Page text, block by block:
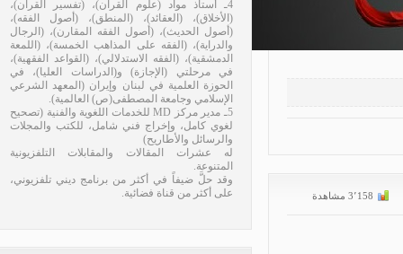
3٬158 مشاهدة
4ـ أستاذ مواد (علوم القرآن)، (تفسير القرآن)،
(الأخلاق)، (العقائد)، (المنطق)، (أصول الفقه)،
(أصول الحديث)، (أصول الفقه المقارن)، (الرجال
والدراية)، (الفقه على المذاهب الخمسة)، (اللمعة
الدمشقية)، (الفقه الاستدلالي)، (القواعد الفقهية)،
في مرحلتي (الإجازة) و(الدراسات العليا)، في
الحوزة العلمية في لبنان وإيران (المعهد الشرعي
الإسلامي وجامعة المصطفى(ص) العالمية).
5ـ مدير مركز MD للخدمات اللغوية والفنية (تصحيح
لغوي كامل، وإخراج فني شامل، للكتب والمجلات
والرسائل والأطاريح)
له عشرات المقالات والمقابلات التلفزيونية
المتنوعة.
وقد حلَّ ضيفاً في أكثر من برنامج ديني تلفزيوني،
على أكثر من قناة فضائية.